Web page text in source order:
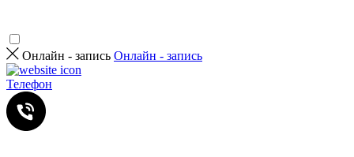
Онлайн - запись Онлайн - запись
Телефон